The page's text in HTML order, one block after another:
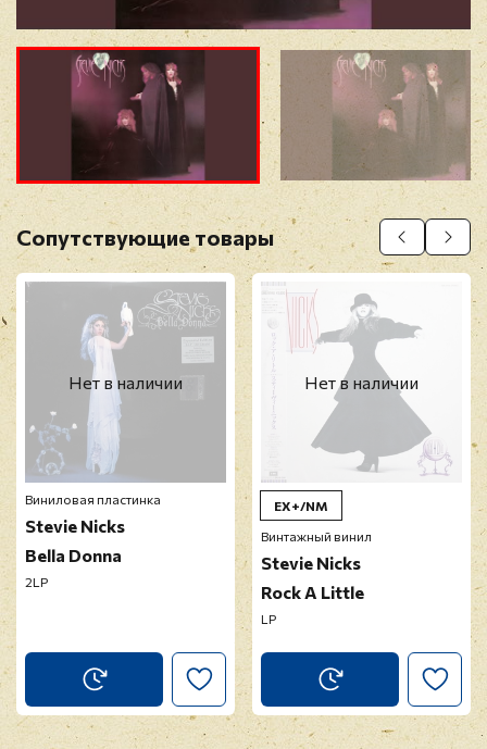
Прикрепить фото
Оставить отзыв
Перед публикацией отзывы проходят
модерацию
Сопутствующие товары
Нет в наличии
Виниловая пластинка
Stevie Nicks
Bella Donna
2LP
Нет в наличии
EX+/NM
Винтажный винил
Stevie Nicks
Rock A Little
LP